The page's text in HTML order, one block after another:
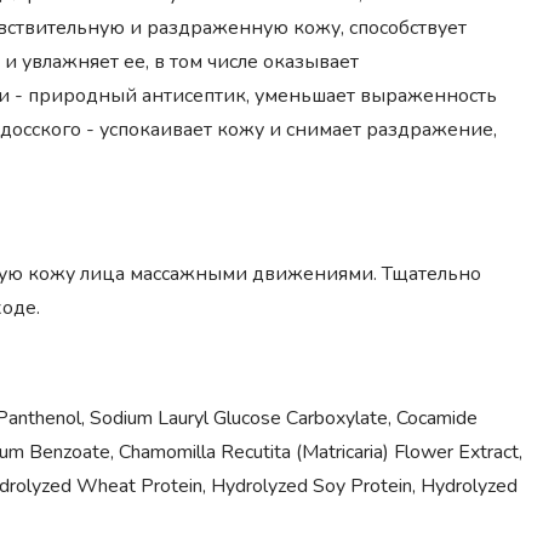
и раздраженную кожу, способствует
увлажняет ее, в том числе оказывает
- природный антисептик, уменьшает выраженность
- успокаивает кожу и снимает раздражение,
кожу лица массажными движениями. Тщательно
Sodium Lauryl Glucose Carboxylate, Cocamide
Benzoate, Chamomilla Recutita (Matricaria) Flower Extract,
Wheat Protein, Hydrolyzed Soy Protein, Hydrolyzed